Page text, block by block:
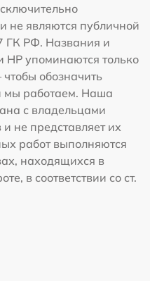
не являются публичной
ГК РФ. Названия и
HP упоминаются только
обозначить
мы работаем. Наша
с владельцами
не представляет их
работ выполняются
находящихся в
в соответствии со ст.